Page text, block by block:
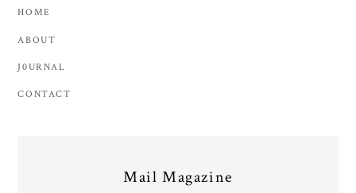
HOME
ABOUT
J0URNAL
CONTACT
Mail Magazine